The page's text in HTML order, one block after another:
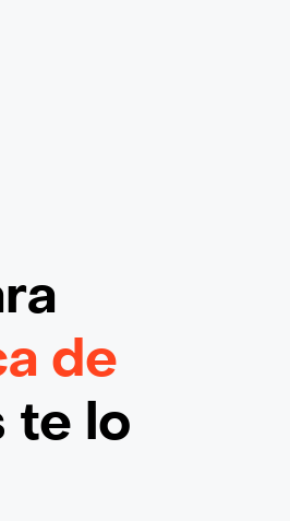
de
te lo